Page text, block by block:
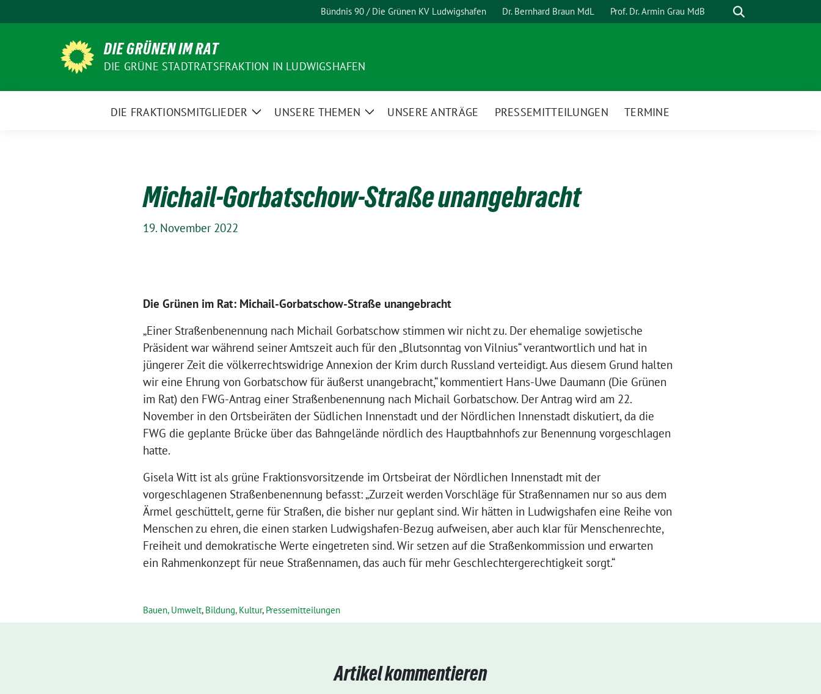
zum
Bündnis 90 / Die Grünen KV Ludwigshafen Dr. Bernhard Braun MdL Prof. Dr. Armin Grau MdB Suche
DIE GRÜNEN IM RAT
DIE GRÜNE STADTRATSFRAKTION IN LUDWIGSHAFEN
DIE FRAKTIONSMITGLIEDER
ZeigeUNSERE THEMEN
ZeigeUNSERE ANTRÄGE PRESSEMITTEILUNGEN TERMINE
Michail-Gorbatschow-Straße unangebracht
19. November 2022
Die Grünen im Rat: Michail-Gorbatschow-Straße unangebracht
„Einer Straßenbenennung nach Michail Gorbatschow stimmen wir nicht zu. Der ehemalige sowjetische
Präsident war während seiner Amtszeit auch für den „Blutsonntag von Vilnius“ verantwortlich und hat in
jüngerer Zeit die völkerrechtswidrige Annexion der Krim durch Russland verteidigt. Aus diesem Grund halten
wir eine Ehrung von Gorbatschow für äußerst unangebracht,“ kommentiert Hans-Uwe Daumann (Die Grünen
im Rat) den FWG-Antrag einer Straßenbenennung nach Michail Gorbatschow. Der Antrag wird am 22.
November in den Ortsbeiräten der Südlichen Innenstadt und der Nördlichen Innenstadt diskutiert, da die
FWG die geplante Brücke über das Bahngelände nördlich des Hauptbahnhofs zur Benennung vorgeschlagen
hatte.
Gisela Witt ist als grüne Fraktionsvorsitzende im Ortsbeirat der Nördlichen Innenstadt mit der
vorgeschlagenen Straßenbenennung befasst: „Zurzeit werden Vorschläge für Straßennamen nur so aus dem
Ärmel geschüttelt, gerne für Straßen, die bisher nur geplant sind. Wir hätten in Ludwigshafen eine Reihe von
Menschen zu ehren, die einen starken Ludwigshafen-Bezug aufweisen, aber auch klar für Menschenrechte,
Freiheit und demokratische Werte eingetreten sind. Wir setzen auf die Straßenkommission und erwarten
ein Rahmenkonzept für neue Straßennamen, das auch für mehr Geschlechtergerechtigkeit sorgt.“
Bauen, Umwelt, Bildung, Kultur, Pressemitteilungen
Artikel kommentieren